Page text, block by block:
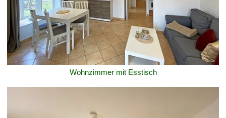
Wohnzimmer mit Esstisch